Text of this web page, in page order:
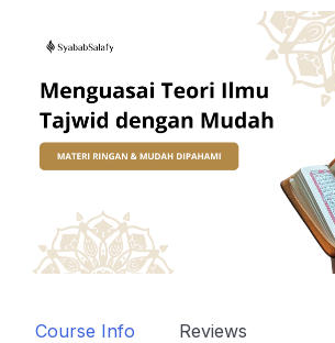
Course Info Reviews